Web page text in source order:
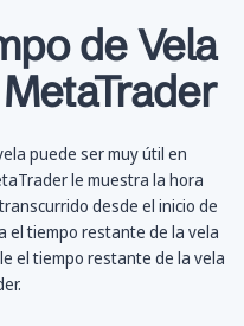
de Vela
puede ser muy útil en
le muestra la hora
desde el inicio de
el tiempo restante de la vela
el tiempo restante de la vela